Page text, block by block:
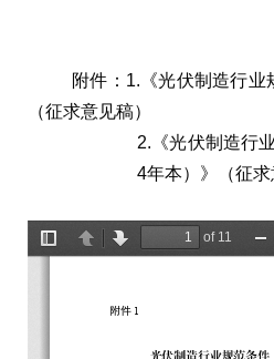
附件：1.《光伏制造行业
（征求意见稿）
2.《光伏制造行
4年本）》（征求